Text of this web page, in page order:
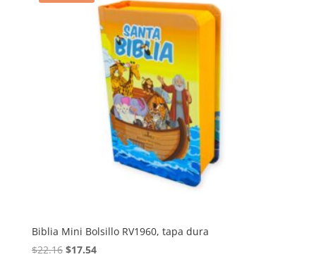
Biblia Mini Bolsillo RV1960, tapa dura
$22.16 Original
$17.54Current